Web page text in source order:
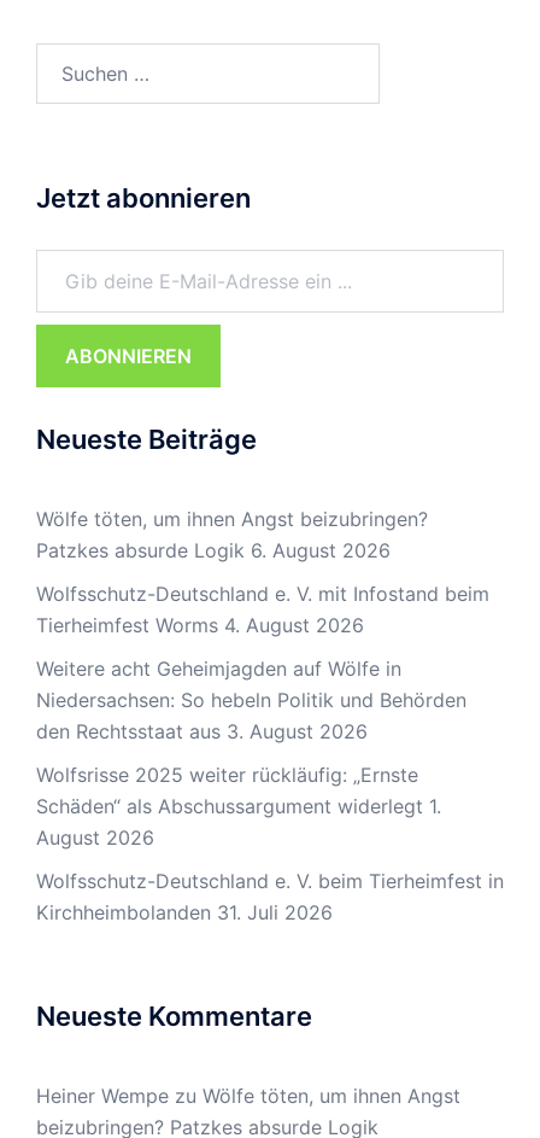
Jetzt abonnieren
Gib deine E-Mail-Adresse ein ...
ABONNIEREN
Neueste Beiträge
Wölfe töten, um ihnen Angst beizubringen?
Patzkes absurde Logik 6. August 2026
Wolfsschutz-Deutschland e. V. mit Infostand beim
Tierheimfest Worms 4. August 2026
Weitere acht Geheimjagden auf Wölfe in
Niedersachsen: So hebeln Politik und Behörden
den Rechtsstaat aus 3. August 2026
Wolfsrisse 2025 weiter rückläufig: „Ernste
Schäden“ als Abschussargument widerlegt 1.
August 2026
Wolfsschutz-Deutschland e. V. beim Tierheimfest in
Kirchheimbolanden 31. Juli 2026
Neueste Kommentare
Heiner Wempe zu Wölfe töten, um ihnen Angst
beizubringen? Patzkes absurde Logik